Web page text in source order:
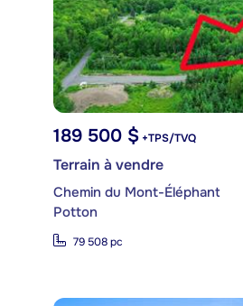
189 500 $ +TPS/TVQ
Terrain à vendre
Chemin du Mont-Éléphant
Potton
79 508 pc